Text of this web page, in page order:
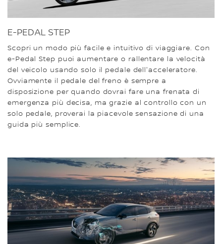
E-PEDAL STEP
Scopri un modo più facile e intuitivo di viaggiare. Con
e-Pedal Step puoi aumentare o rallentare la velocità
del veicolo usando solo il pedale dell'acceleratore.
Ovviamente il pedale del freno è sempre a
disposizione per quando dovrai fare una frenata di
emergenza più decisa, ma grazie al controllo con un
solo pedale, proverai la piacevole sensazione di una
guida più semplice.